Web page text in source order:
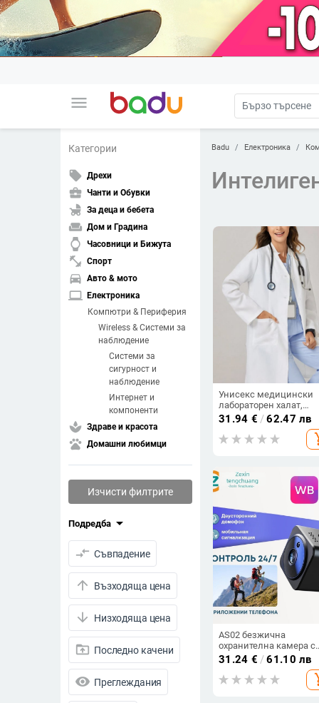
menu
Категории
local_offer Дрехи
business_center Чанти и Обувки
child_friendly За деца и бебета
weekend Дом и Градина
watch Часовници и Бижута
fitness_center Спорт
directions_car Авто & мото
laptop Електроника
Компютри & Периферия
Wireless & Системи за
наблюдение
Системи за
сигурност и
наблюдение
Интернет и
компоненти
spa Здраве и красота
pets Домашни любимци
Изчисти филтрите
Подредба arrow_drop_down
compare_arrows Съвпадение
arrow_upward Възходяща цена
arrow_downward Низходяща цена
drive_folder_upload Последно качени
visibility Преглеждания
Badu Електроника
Унисекс медицински
лабораторен халат,
влагоотводящ
с карбонови влакна,
дълги ръкави, стойка
31.94 € /62.47 лв
AS02 безжична
охранителна камера с
Wi‑Fi, запис на видео,
карта, батерия до 240
31.24 € /61.10 лв